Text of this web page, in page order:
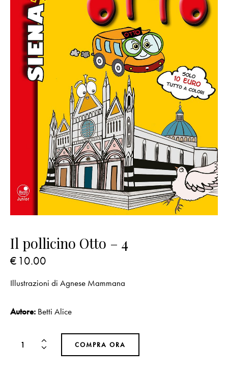
Il pollicino Otto – 4
€ 10.00
Illustrazioni di Agnese Mammana
Autore: Betti Alice
COMPRA ORA